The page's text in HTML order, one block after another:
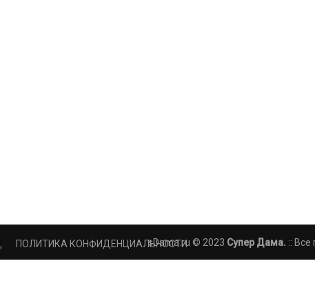
ПОЛИТИКА КОНФИДЕНЦИАЛЬНОСТИsDama.ru © 2023 Супер Дама. ::